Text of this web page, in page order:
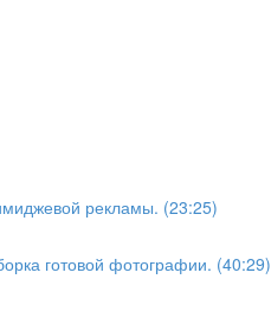
рекламы. (23:25)
готовой фотографии. (40:29)